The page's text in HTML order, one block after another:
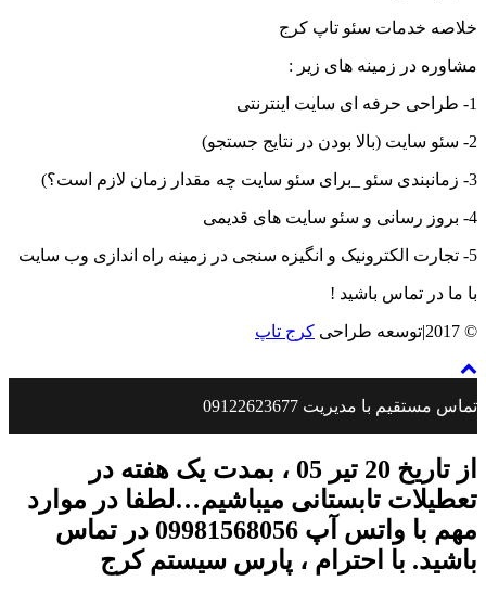
خلاصه خدمات سئو تاپ کرج
مشاوره در زمینه های زیر :
1- طراحی حرفه ای سایت اینترنتی
2- سئو سایت (بالا بودن در نتایج جستجو)
3- زمانبندی سئو _برای سئو سایت چه مقدار زمان لازم است؟)
4- بروز رسانی و سئو سایت های قدیمی
5- تجارت الکترونیک و انگیزه سنجی در زمینه راه اندازی وب سایت
با ما در تماس باشید !
© 2017|توسعه طراحی کرج تاپ
تماس مستقیم با مدیریت 09122623677
از تاریخ 20 تیر 05 ، بمدت یک هفته در
تعطیلات تابستانی میباشیم…لطفا در موارد
مهم با واتس آپ 09981568056 در تماس
باشید. با احترام ، پارس سیستم کرج